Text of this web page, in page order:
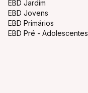
EBD Jardim
EBD Jovens
EBD Primários
EBD Pré - Adolescentes